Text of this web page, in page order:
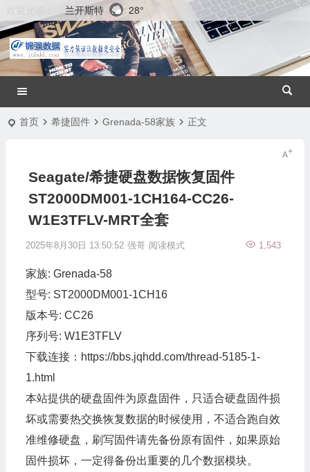
兰开斯特 28°
首页 希捷固件 Grenada-58家族 正文
Seagate/希捷硬盘数据恢复固件
ST2000DM001-1CH164-CC26-
W1E3TFLV-MRT全套
2025年8月30日 13:50:52 强哥 1,543
阅读模式
家族: Grenada-58
型号: ST2000DM001-1CH16
版本号: CC26
序列号: W1E3TFLV
下载连接： https://bbs.jqhdd.com/thread-5185-1-
1.html
本站提供的硬盘固件为原盘固件，只适合硬盘固件损
坏或需要热交换恢复数据的时候使用，不适合跑自效
准维修硬盘，刷写固件请先备份原有固件，如果原始
固件损坏，一定得备份出重要的几个数据模块。